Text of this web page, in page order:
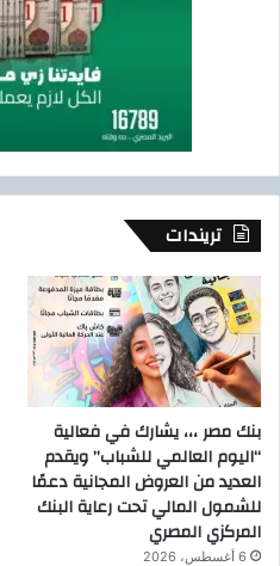
تريندات
بنك مصر ،،، يشارك في فعالية
“اليوم العالمي للشباب” ويقدم
العديد من العروض المجانية دعمًا
للشمول المالي تحت رعاية البنك
المركزي المصري
6 أغسطس، 2026